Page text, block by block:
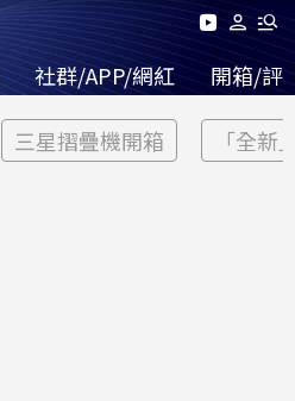
社群/APP/網紅 開箱/評
三星摺疊機開箱 「全新